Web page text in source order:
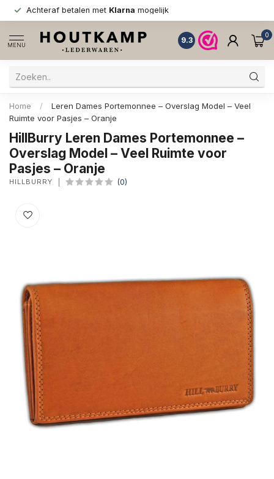
Achteraf betalen met Klarna mogelijk
MENU
9.3
0
Home /
Leren Dames Portemonnee – Overslag Model – Veel
Ruimte voor Pasjes – Oranje
HillBurry Leren Dames Portemonnee –
Overslag Model – Veel Ruimte voor
Pasjes – Oranje
HILLBURRY (0)